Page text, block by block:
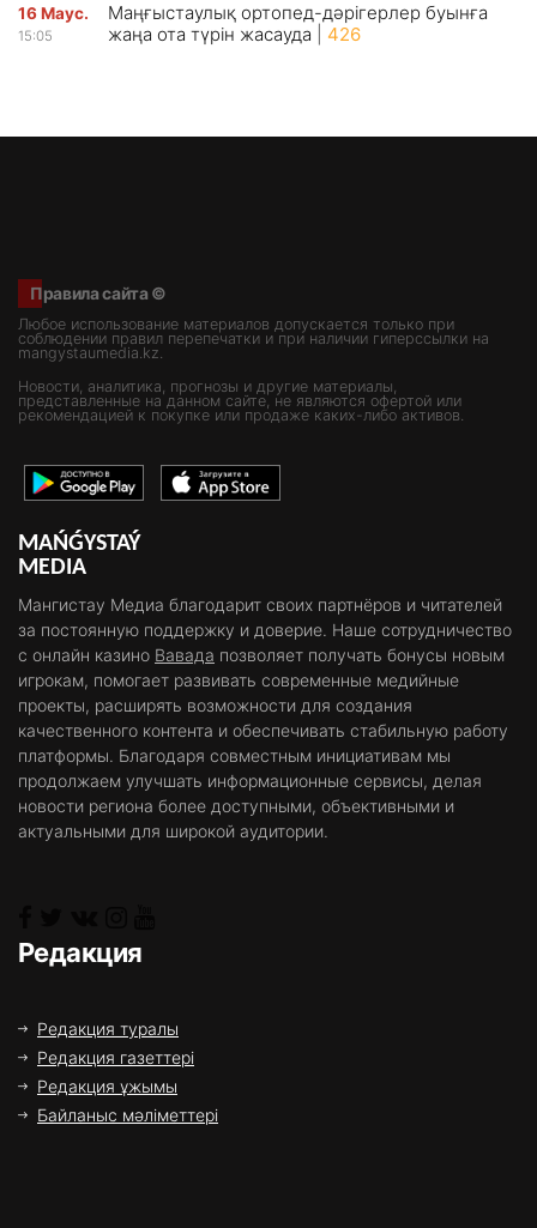
16 Маус.
15:05
Маңғыстаулық ортопед-дәрігерлер буынға
жаңа ота түрін жасауда
426
Правила сайта ©
Любое использование материалов допускается только при
соблюдении правил перепечатки и при наличии гиперссылки на
mangystaumedia.kz.
Новости, аналитика, прогнозы и другие материалы,
представленные на данном сайте, не являются офертой или
рекомендацией к покупке или продаже каких-либо активов.
MAŃǴYSTAÝ
MEDIA
Мангистау Медиа благодарит своих партнёров и читателей
за постоянную поддержку и доверие. Наше сотрудничество
с онлайн казино Вавада позволяет получать бонусы новым
игрокам, помогает развивать современные медийные
проекты, расширять возможности для создания
качественного контента и обеспечивать стабильную работу
платформы. Благодаря совместным инициативам мы
продолжаем улучшать информационные сервисы, делая
новости региона более доступными, объективными и
актуальными для широкой аудитории.
Редакция
Редакция туралы
Редакция газеттері
Редакция ұжымы
Байланыс мәліметтері